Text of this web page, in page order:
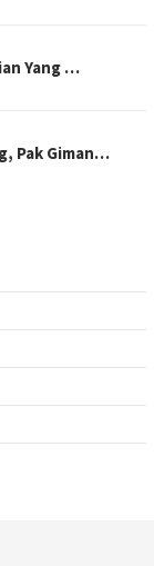
Yang …
Pak Giman…